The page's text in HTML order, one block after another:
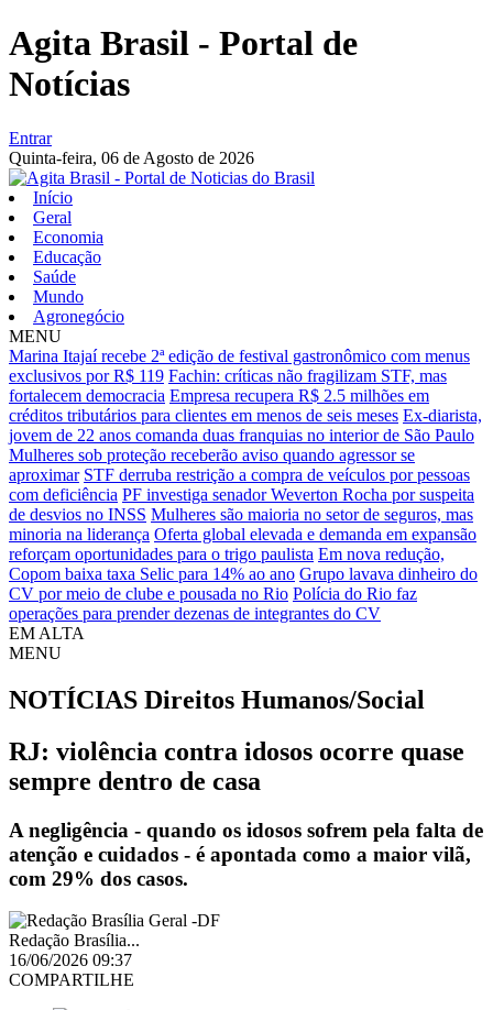
Agita Brasil - Portal de
Notícias
Entrar
Quinta-feira, 06 de Agosto de 2026
Início
Geral
Economia
Educação
Saúde
Mundo
Agronegócio
MENU
Marina Itajaí recebe 2ª edição de festival gastronômico com menus
exclusivos por R$ 119 Fachin: críticas não fragilizam STF, mas
fortalecem democracia Empresa recupera R$ 2.5 milhões em
créditos tributários para clientes em menos de seis meses Ex-diarista,
jovem de 22 anos comanda duas franquias no interior de São Paulo
Mulheres sob proteção receberão aviso quando agressor se
aproximar STF derruba restrição a compra de veículos por pessoas
com deficiência PF investiga senador Weverton Rocha por suspeita
de desvios no INSS Mulheres são maioria no setor de seguros, mas
minoria na liderança Oferta global elevada e demanda em expansão
reforçam oportunidades para o trigo paulista Em nova redução,
Copom baixa taxa Selic para 14% ao ano Grupo lavava dinheiro do
CV por meio de clube e pousada no Rio Polícia do Rio faz
operações para prender dezenas de integrantes do CV
EM ALTA
MENU
NOTÍCIAS Direitos Humanos/Social
RJ: violência contra idosos ocorre quase
sempre dentro de casa
A negligência - quando os idosos sofrem pela falta de
atenção e cuidados - é apontada como a maior vilã,
com 29% dos casos.
Redação Brasília...
16/06/2026 09:37
COMPARTILHE